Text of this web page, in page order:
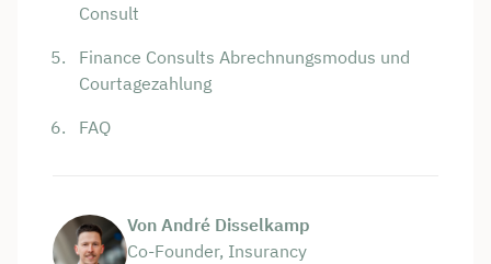
Consult
Finance Consults Abrechnungsmodus und
Courtagezahlung
FAQ
Von André Disselkamp
Co-Founder, Insurancy